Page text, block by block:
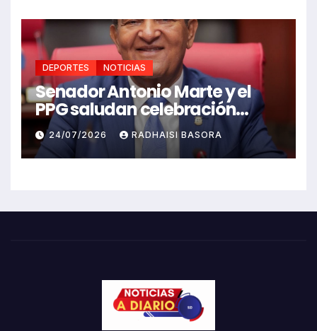
DEPORTES NOTICIAS
Senador Antonio Marte y el
PPG saludan celebración
Juegos Centroamericanos
24/07/2026 RADHAISI BASORA